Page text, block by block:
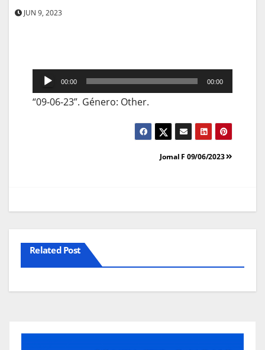
JUN 9, 2023
Reprodutor
de
00:00 00:00
“09-06-23”. Género: Other.
Jornal F 09/06/2023
Related Post